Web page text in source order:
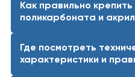
Как правильно крепить
поликарбоната и
Где посмотреть
характеристики и